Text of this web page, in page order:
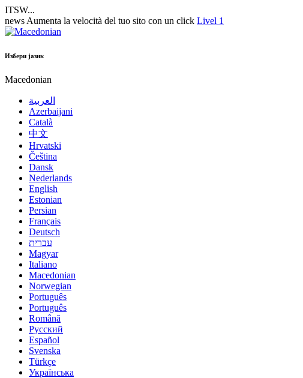
ITSW...
news Aumenta la velocità del tuo sito con un click Livel 1
Избери јазик
Macedonian
العربية
Azerbaijani
Català
中文
Hrvatski
Čeština
Dansk
Nederlands
English
Estonian
Persian
Français
Deutsch
עברית
Magyar
Italiano
Macedonian
Norwegian
Português
Português
Română
Русский
Español
Svenska
Türkçe
Українська